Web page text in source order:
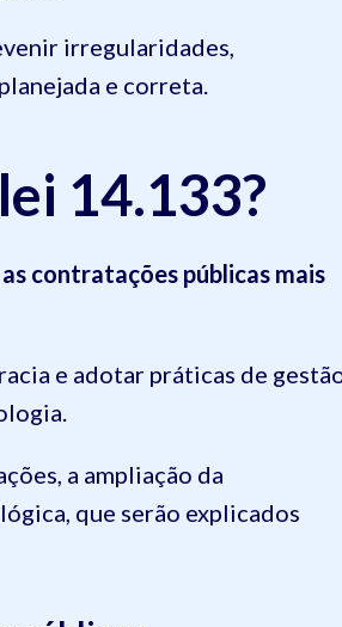
irregularidades,
e correta.
14.133?
contratações públicas mais
e adotar práticas de
a ampliação da
que serão explicados